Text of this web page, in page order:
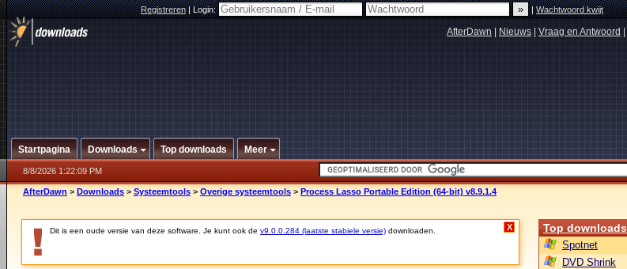
Registreren|Login: |Wachtwoord kwijt
AfterDawn Nieuws Vraag en Antwoord
Startpagina Downloads Top downloads Meer
8/8/2026 1:22:09 PM
AfterDawn > Downloads > Systeemtools > Overige systeemtools > Process Lasso Portable Edition (64-bit) v8.9.1.4
Dit is een oude versie van deze software. Je kunt ook de v9.0.0.284 (laatste stabiele versie) downloaden. X Top downloads
Spotnet
DVD Shrink